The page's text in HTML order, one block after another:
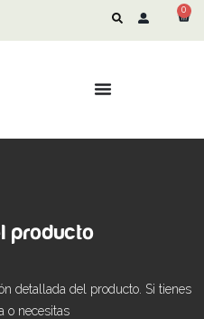
0
producto
detallada del producto. Si tienes
o necesitas